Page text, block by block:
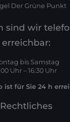
sind wir
erreichbar:
bis Samstag
Uhr – 16:30 Uhr
ist für Sie 24 h
Rechtliches